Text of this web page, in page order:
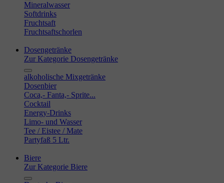
Mineralwasser
Softdrinks
Fruchtsaft
Fruchtsaftschorlen
Dosengetränke
Zur Kategorie Dosengetränke
alkoholische Mixgetränke
Dosenbier
Coca,- Fanta,- Sprite...
Cocktail
Energy-Drinks
Limo- und Wasser
Tee / Eistee / Mate
Partyfaß 5 Ltr.
Biere
Zur Kategorie Biere